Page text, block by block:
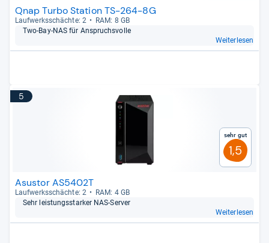
Qnap Turbo Station TS-264-8G
Lauf­werks­schächte: 2
RAM: 8 GB
Two-​Bay-​NAS für Anspruchs­volle
Weiterlesen
5
Sehr gut
1,5
Asustor AS5402T
Lauf­werks­schächte: 2
RAM: 4 GB
Sehr leis­tungs­star­ker NAS-​Ser­ver
Weiterlesen